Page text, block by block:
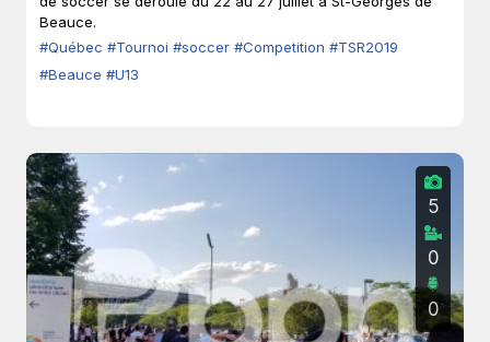
Beauce.
#Québec #Tournoi #soccer #Competition #TSR2019
#Beauce #U13
5
0
0